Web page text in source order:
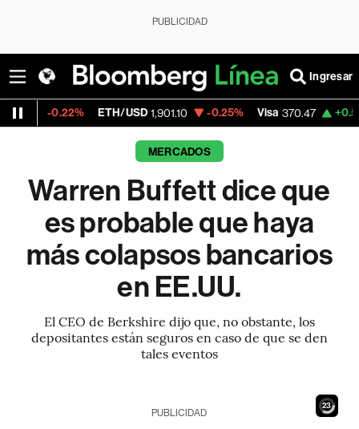
PUBLICIDAD
Ingresar
ETH/USD 1,901.10 -0.25% Visa 370.47 +0.52%
MERCADOS
Warren Buffett dice que
es probable que haya
más colapsos bancarios
en EE.UU.
El CEO de Berkshire dijo que, no obstante, los
depositantes están seguros en caso de que se den
tales eventos
21
PUBLICIDAD